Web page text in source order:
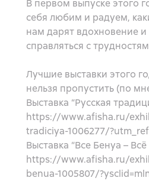
В первом выпуске этого
себя любим и радуем,
нам дарят вдохновение
справляться с
Лучшие выставки этого
нельзя пропустить (по
Выставка “Русская
https://www.afisha.ru/
tradiciya-1006277/
Выставка “Все Бенуа – Всё
https://www.afisha.ru/
benua-1005807/